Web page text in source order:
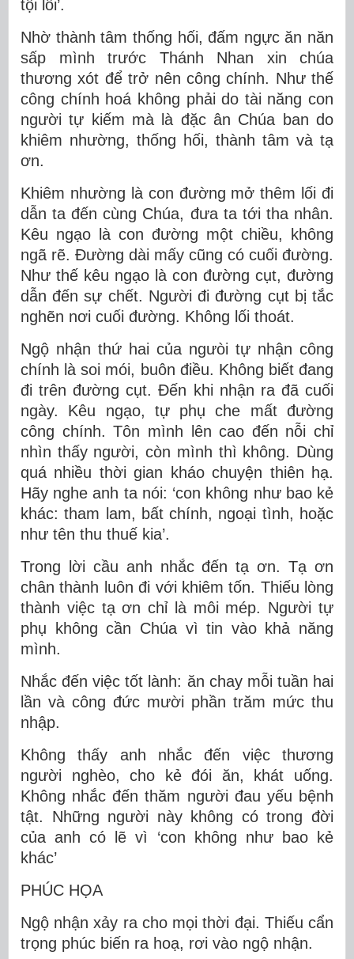
tội lỗi’.
Nhờ thành tâm thống hối, đấm ngực ăn năn
sấp mình trước Thánh Nhan xin chúa
thương xót để trở nên công chính. Như thế
công chính hoá không phải do tài năng con
người tự kiếm mà là đặc ân Chúa ban do
khiêm nhường, thống hối, thành tâm và tạ
ơn.
Khiêm nhường là con đường mở thêm lối đi
dẫn ta đến cùng Chúa, đưa ta tới tha nhân.
Kêu ngạo là con đường một chiều, không
ngã rẽ. Đường dài mấy cũng có cuối đường.
Như thế kêu ngạo là con đường cụt, đường
dẫn đến sự chết. Người đi đường cụt bị tắc
nghẽn nơi cuối đường. Không lối thoát.
Ngộ nhận thứ hai của ngưòi tự nhận công
chính là soi mói, buôn điều. Không biết đang
đi trên đường cụt. Đến khi nhận ra đã cuối
ngày. Kêu ngạo, tự phụ che mất đường
công chính. Tôn mình lên cao đến nỗi chỉ
nhìn thấy người, còn mình thì không. Dùng
quá nhiều thời gian kháo chuyện thiên hạ.
Hãy nghe anh ta nói: ‘con không như bao kẻ
khác: tham lam, bất chính, ngoại tình, hoặc
như tên thu thuế kia’.
Trong lời cầu anh nhắc đến tạ ơn. Tạ ơn
chân thành luôn đi với khiêm tốn. Thiếu lòng
thành việc tạ ơn chỉ là môi mép. Người tự
phụ không cần Chúa vì tin vào khả năng
mình.
Nhắc đến việc tốt lành: ăn chay mỗi tuần hai
lần và công đức mười phần trăm mức thu
nhập.
Không thấy anh nhắc đến việc thương
người nghèo, cho kẻ đói ăn, khát uống.
Không nhắc đến thăm người đau yếu bệnh
tật. Những người này không có trong đời
của anh có lẽ vì ‘con không như bao kẻ
khác’
PHÚC HỌA
Ngộ nhận xảy ra cho mọi thời đại. Thiếu cẩn
trọng phúc biến ra hoạ, rơi vào ngộ nhận.